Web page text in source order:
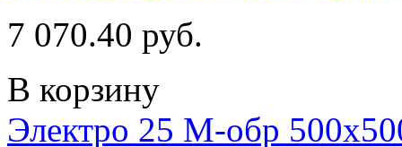
7 070.40 руб.
В корзину
Электро 25 М-обр